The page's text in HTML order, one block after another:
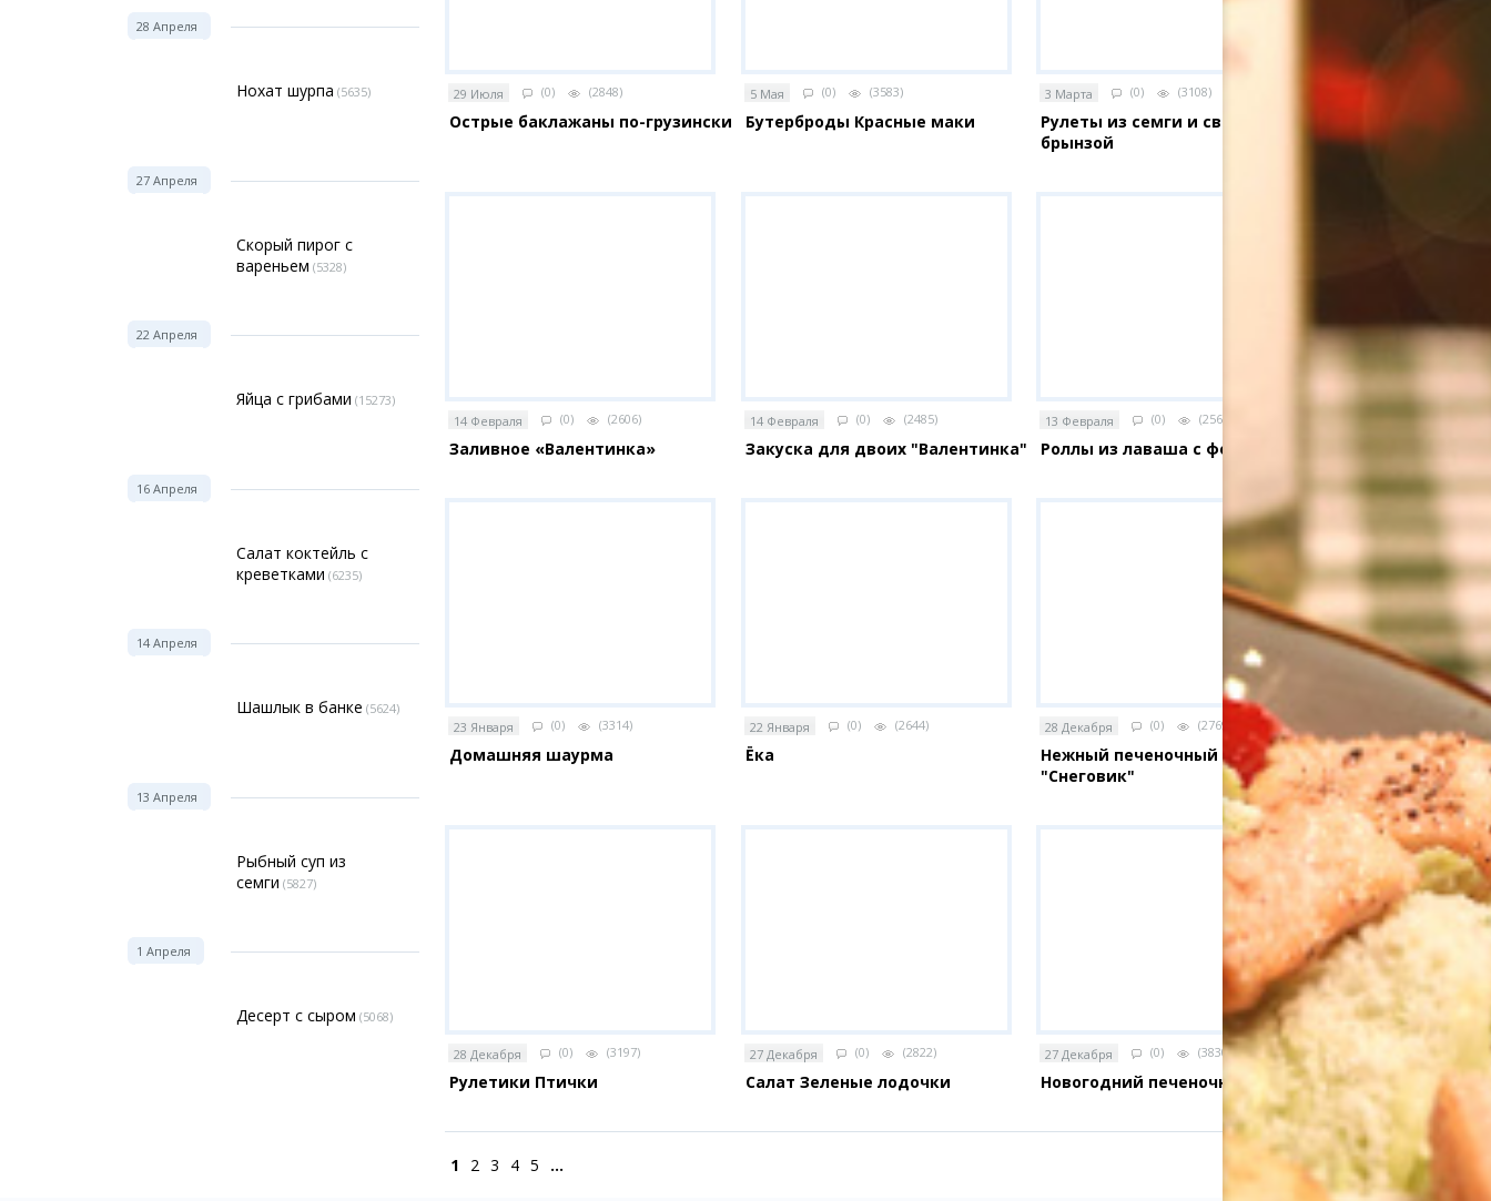
28 Апреля
Нохат шурпа (5635)
27 Апреля
Скорый пирог с
вареньем (5328)
22 Апреля
Яйца с грибами (15273)
16 Апреля
Салат коктейль с
креветками (6235)
14 Апреля
Шашлык в банке (5624)
13 Апреля
Рыбный суп из
семги (5827)
1 Апреля
Десерт с сыром (5068)
29 Июля (0) (2848)
Острые баклажаны по-грузински
5 Мая (0) (3583)
Бутерброды Красные маки
3 Марта (0) (3108)
Рулеты из семги и свеклы с
брынзой
14 Февраля (0) (2606)
Заливное «Валентинка»
14 Февраля (0) (2485)
Закуска для двоих "Валентинка"
13 Февраля (0) (2563)
Роллы из лаваша с форелью
23 Января (0) (3314)
Домашняя шаурма
22 Января (0) (2644)
Ёка
28 Декабря (0) (2769)
Нежный печеночный торт
"Снеговик"
28 Декабря (0) (3197)
Рулетики Птички
27 Декабря (0) (2822)
Салат Зеленые лодочки
27 Декабря (0) (3830)
Новогодний печеночный торт
1 2 3 4 5 ...